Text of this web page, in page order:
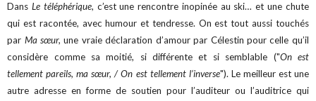
Dans Le téléphérique, c’est une rencontre inopinée au ski… et une chute
qui est racontée, avec humour et tendresse. On est tout aussi touchés
par Ma sœur,une vraie déclaration d’amour par Célestin pour celle qu’il
considère comme sa moitié, si différente et si semblable ("On est
tellement pareils, ma sœur, / On est tellement l’inverse"). Le meilleur est une
autre adresse en forme de soutien pour l’auditeur ou l’auditrice qui